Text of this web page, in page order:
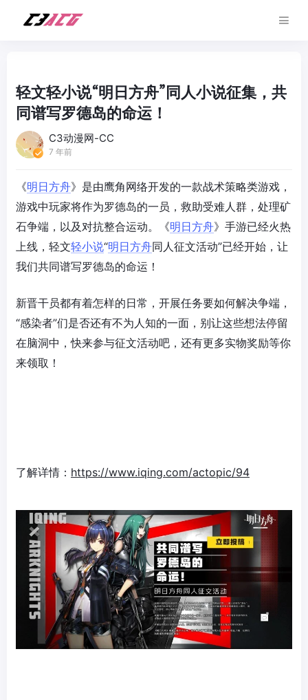
轻文轻小说“明日方舟”同人小说征集，共
同谱写罗德岛的命运！
C3动漫网-CC
7 年前
《明日方舟》是由鹰角网络开发的一款战术策略类游戏，
游戏中玩家将作为罗德岛的一员，救助受难人群，处理矿
石争端，以及对抗整合运动。《明日方舟》手游已经火热
上线，轻文轻小说“明日方舟同人征文活动”已经开始，让
我们共同谱写罗德岛的命运！
新晋干员都有着怎样的日常，开展任务要如何解决争端，
“感染者”们是否还有不为人知的一面，别让这些想法停留
在脑洞中，快来参与征文活动吧，还有更多实物奖励等你
来领取！
了解详情： https://www.iqing.com/actopic/94